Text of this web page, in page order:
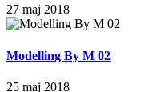
27 maj 2018
Modelling By M 02
25 maj 2018